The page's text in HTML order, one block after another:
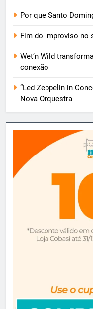
Por que Santo
Fim do improviso no
Wet’n Wild
conexão
“Led Zeppelin in
Nova Orquestra